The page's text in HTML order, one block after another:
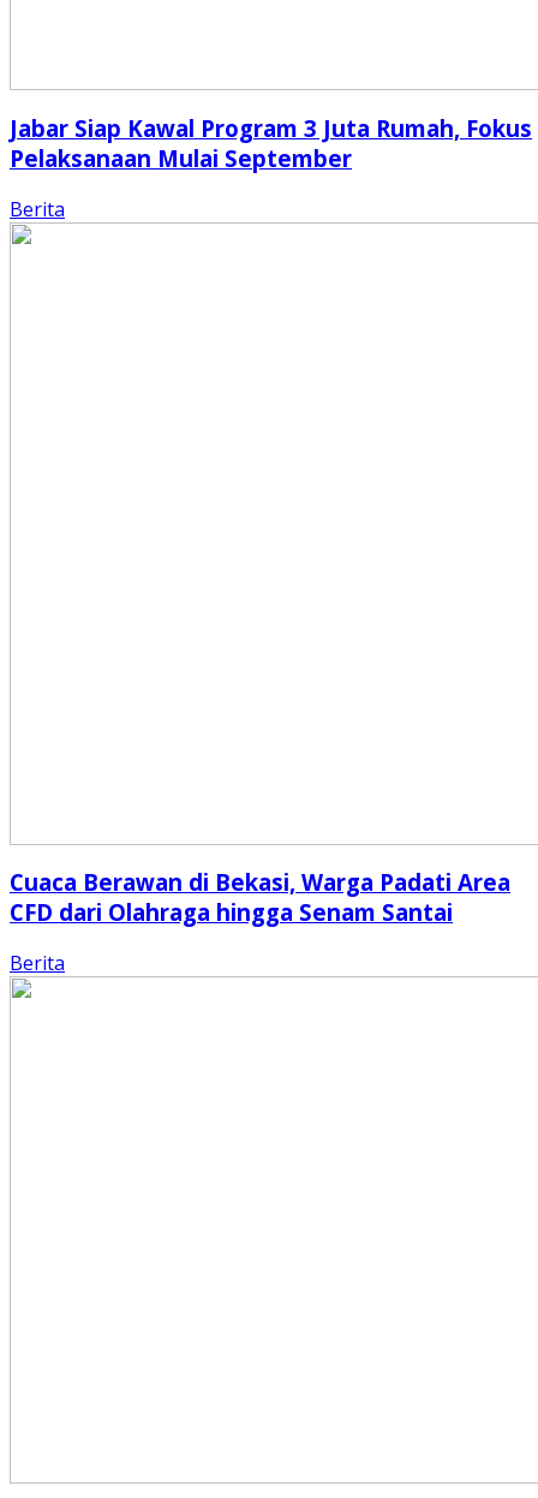
Jabar Siap Kawal Program 3 Juta Rumah, Fokus
Pelaksanaan Mulai September
Berita
Cuaca Berawan di Bekasi, Warga Padati Area
CFD dari Olahraga hingga Senam Santai
Berita